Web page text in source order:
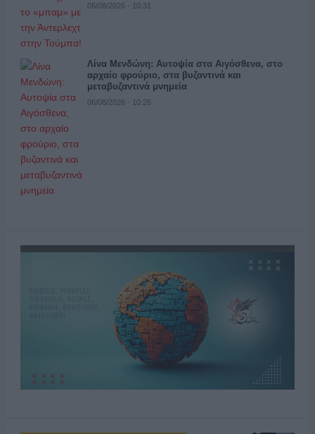
06/08/2026 - 10:31
Λίνα Μενδώνη: Αυτοψία στα Αιγόσθενα, στο
αρχαίο φρούριο, στα βυζαντινά και
μεταβυζαντινά μνημεία
06/08/2026 - 10:26